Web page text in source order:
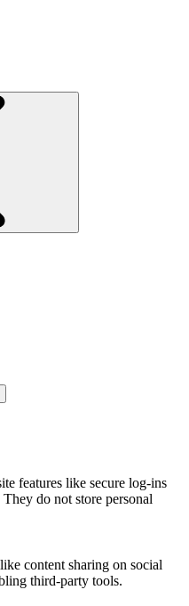
features like secure log-ins
do not store personal
content sharing on social
third-party tools.